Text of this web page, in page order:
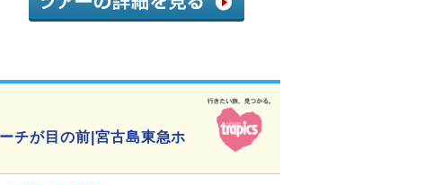
チが目の前|宮古島東急ホ